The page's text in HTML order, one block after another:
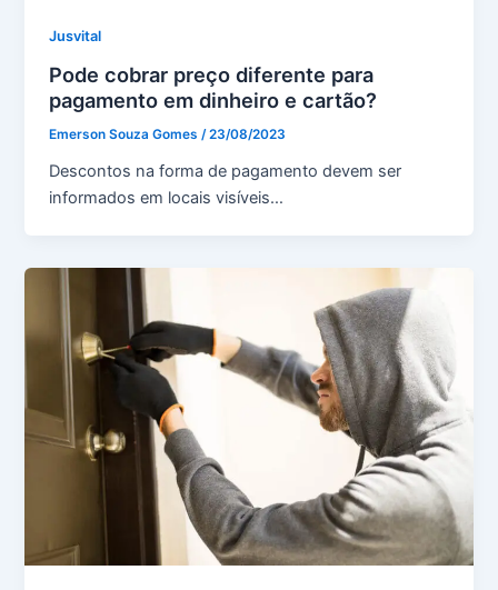
Jusvital
Pode cobrar preço diferente para
pagamento em dinheiro e cartão?
Emerson Souza Gomes/23/08/2023
Descontos na forma de pagamento devem ser
informados em locais visíveis…